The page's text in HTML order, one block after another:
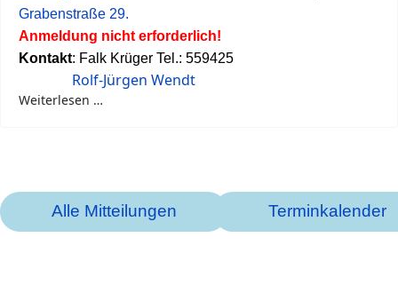
Grabenstraße 29.
Anmeldung nicht erforderlich!
Kontakt: Falk Krüger Tel.: 559425
Rolf-Jürgen Wendt
Weiterlesen …
Alle Mitteilungen Terminkalender